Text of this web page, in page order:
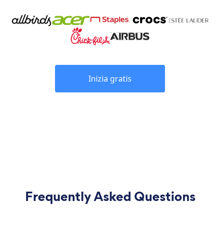
Inizia gratis
Frequently Asked Questions